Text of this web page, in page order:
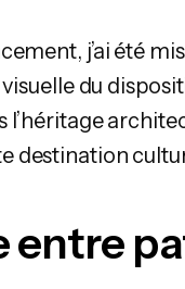
j’ai été
du
destination
entre